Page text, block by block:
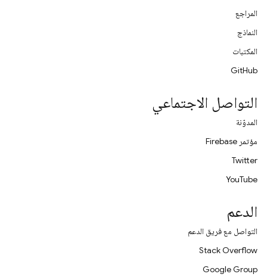
المراجع
النماذج
المكتبات
GitHub
التواصل الاجتماعي
المدوّنة
مؤتمر Firebase
Twitter
YouTube
الدعم
التواصل مع فريق الدعم
Stack Overflow
Google Group